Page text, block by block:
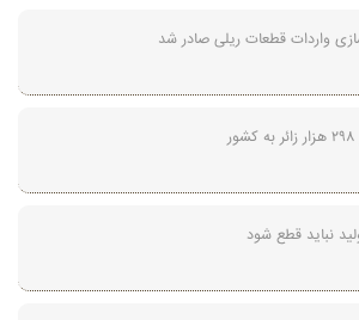
واردات قطعات ریلی صادر شد
نباید قطع شود